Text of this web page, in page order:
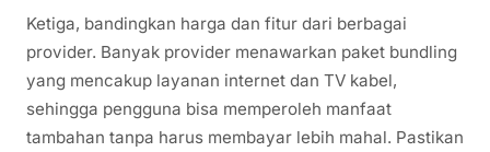
Ketiga, bandingkan harga dan fitur dari berbagai
provider. Banyak provider menawarkan paket bundling
yang mencakup layanan internet dan TV kabel,
sehingga pengguna bisa memperoleh manfaat
tambahan tanpa harus membayar lebih mahal. Pastikan